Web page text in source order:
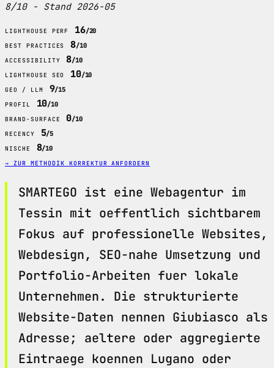
8/10 - Stand 2026-05
LIGHTHOUSE PERF 16/20
BEST PRACTICES 8/10
ACCESSIBILITY 8/10
LIGHTHOUSE SEO 10/10
GEO / LLM 9/15
PROFIL 10/10
BRAND-SURFACE 0/10
RECENCY 5/5
NISCHE 8/10
→ ZUR METHODIK KORREKTUR ANFORDERN
SMARTEGO ist eine Webagentur im
Tessin mit oeffentlich sichtbarem
Fokus auf professionelle Websites,
Webdesign, SEO-nahe Umsetzung und
Portfolio-Arbeiten fuer lokale
Unternehmen. Die strukturierte
Website-Daten nennen Giubiasco als
Adresse; aeltere oder aggregierte
Eintraege koennen Lugano oder